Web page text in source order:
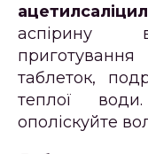
аспірину
приготування
таблеток,
теплої
ополіскуйте